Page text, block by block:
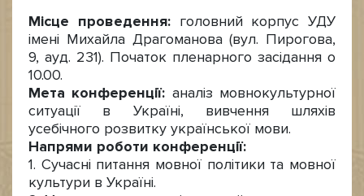
Місце проведення:головний корпус УДУ
імені Михайла Драгоманова (вул. Пирогова,
9, ауд. 231). Початок пленарного засідання о
10.00.
Мета конференції: аналіз мовнокультурної
ситуації в Україні, вивчення шляхів
усебічного розвитку української мови.
Напрями роботи конференції:
1. Сучасні питання мовної політики та мовної
культури в Україні.